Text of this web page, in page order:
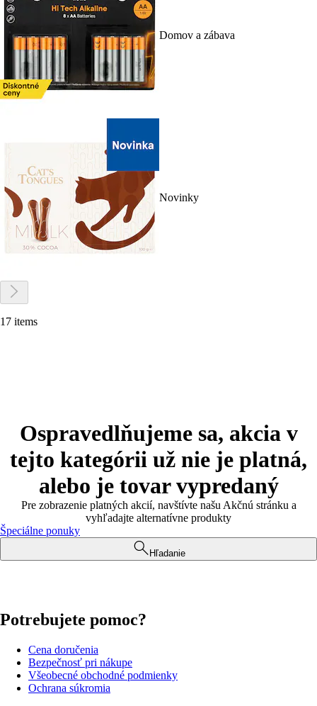
Domov a zábava
Novinky
17 items
Ospravedlňujeme sa, akcia v
tejto kategórii už nie je platná,
alebo je tovar vypredaný
Pre zobrazenie platných akcií, navštívte našu Akčnú stránku a
vyhľadajte alternatívne produkty
Špeciálne ponuky
Hľadanie
Potrebujete pomoc?
Cena doručenia
Bezpečnosť pri nákupe
Všeobecné obchodné podmienky
Ochrana súkromia